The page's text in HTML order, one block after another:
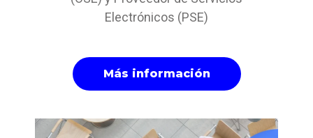
Electrónicos (PSE)
Más información